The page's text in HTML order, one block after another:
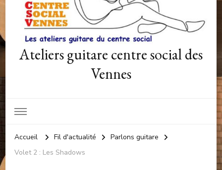
Ateliers guitare centre social des
Vennes
Accueil Fil d'actualité
Parlons guitare
Volet 2 : Les Shadows